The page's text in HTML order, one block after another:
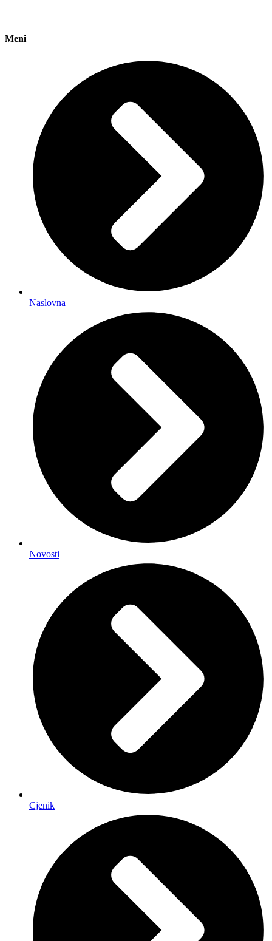
Meni
Naslovna
Novosti
Cjenik